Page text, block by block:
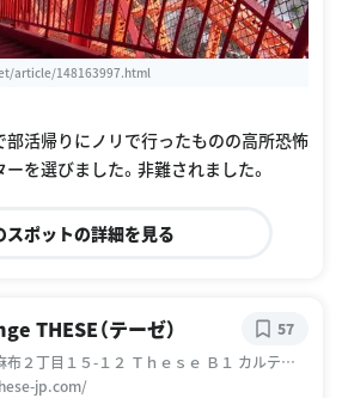
article/148163997.html
部活帰りにノリで行ったものの高所恐怖
を選びました。非難されました。
スポットの詳細を見る
THESE（テーゼ）
布２丁目１５-１２ Ｔｈｅｓｅ Ｂ１ カルテッ
jp.com/
57